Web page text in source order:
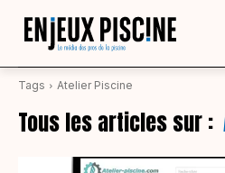
Tags Atelier Piscine
Tous les articles sur :